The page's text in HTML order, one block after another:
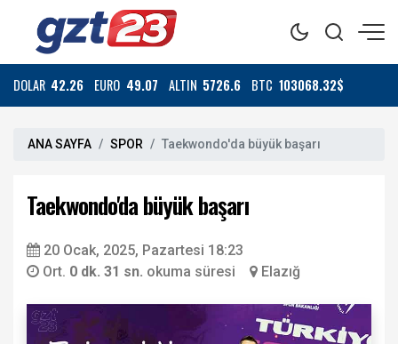
DOLAR 42.26 EURO 49.07 ALTIN 5726.6 BTC 103068.32$
ANA SAYFA SPOR Taekwondo'da büyük başarı
Taekwondo'da büyük başarı
20 Ocak, 2025, Pazartesi 18:23
Ort. 0 dk. 31 sn. okuma süresi Elazığ